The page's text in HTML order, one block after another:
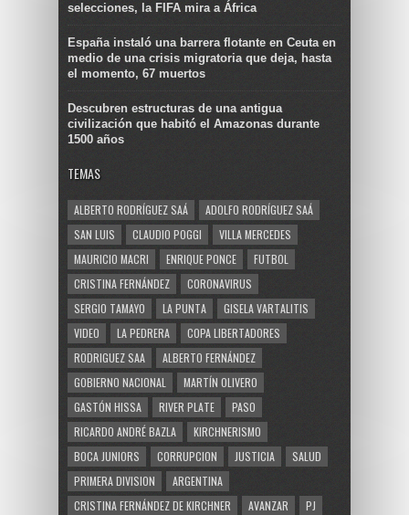
selecciones, la FIFA mira a África
España instaló una barrera flotante en Ceuta en
medio de una crisis migratoria que deja, hasta
el momento, 67 muertos
Descubren estructuras de una antigua
civilización que habitó el Amazonas durante
1500 años
TEMAS
ALBERTO RODRÍGUEZ SAÁ
ADOLFO RODRÍGUEZ SAÁ
SAN LUIS
CLAUDIO POGGI
VILLA MERCEDES
MAURICIO MACRI
ENRIQUE PONCE
FUTBOL
CRISTINA FERNÁNDEZ
CORONAVIRUS
SERGIO TAMAYO
LA PUNTA
GISELA VARTALITIS
VIDEO
LA PEDRERA
COPA LIBERTADORES
RODRIGUEZ SAA
ALBERTO FERNÁNDEZ
GOBIERNO NACIONAL
MARTÍN OLIVERO
GASTÓN HISSA
RIVER PLATE
PASO
RICARDO ANDRÉ BAZLA
KIRCHNERISMO
BOCA JUNIORS
CORRUPCION JUSTICIA
SALUD
PRIMERA DIVISION
ARGENTINA
CRISTINA FERNÁNDEZ DE KIRCHNER
AVANZAR PJ